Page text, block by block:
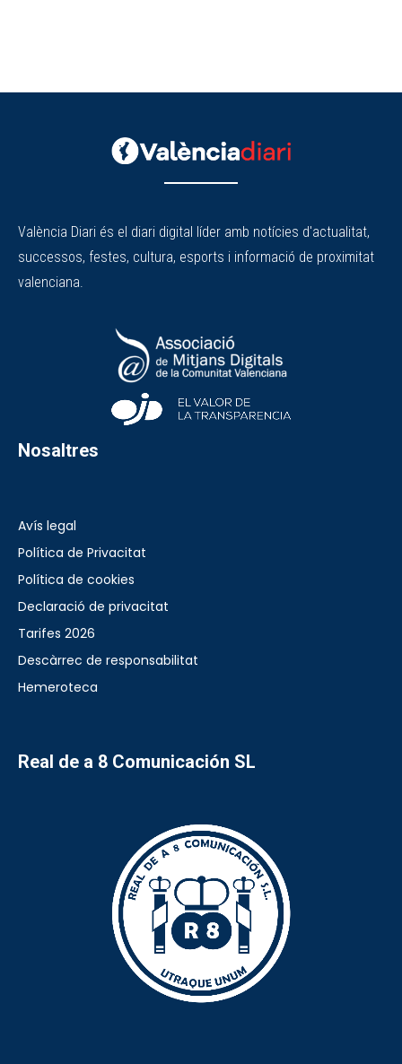
València Diari és el diari digital líder amb notícies d'actualitat,
successos, festes, cultura, esports i informació de proximitat
valenciana.
Nosaltres
Avís legal
Política de Privacitat
Política de cookies
Declaració de privacitat
Tarifes 2026
Descàrrec de responsabilitat
Hemeroteca
Real de a 8 Comunicación SL